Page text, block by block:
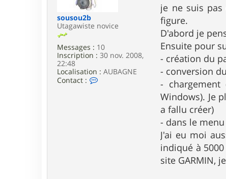
sousou2b
Utagawiste novice
Messages : 10
Inscription : 30 nov. 2008,
22:48
Localisation : AUBAGNE
Contact :
g
e
je ne suis pas
figure.
D'abord je
Ensuite pour
- création du
- conversion
-
Windows). Je
a fallu créer)
- dans le
J'ai eu moi
indiqué à
site GARMIN,